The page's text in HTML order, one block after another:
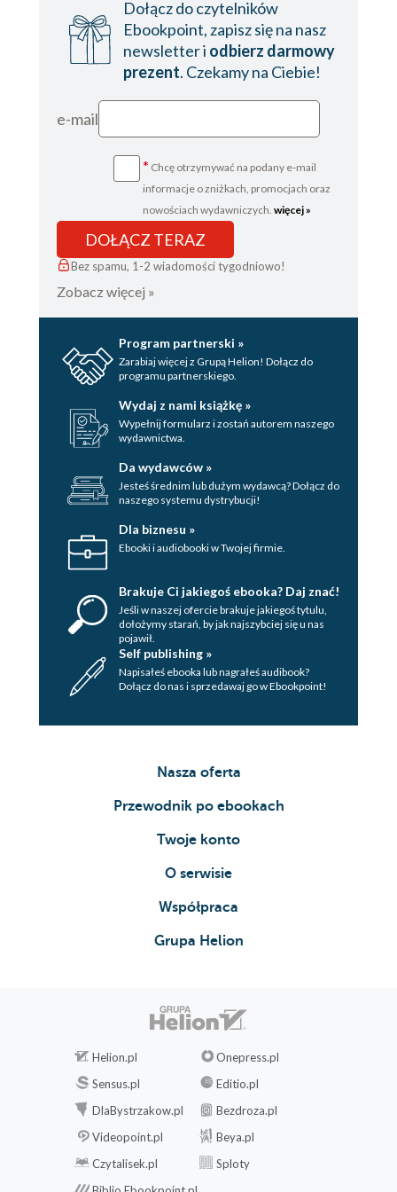
Dołącz do czytelników
Ebookpoint, zapisz się na nasz
newsletter i odbierz darmowy
prezent. Czekamy na Ciebie!
e-mail
* Chcę otrzymywać na podany e-mail
informacje o zniżkach, promocjach oraz
nowościach wydawniczych. więcej »
DOŁĄCZ TERAZ
Bez spamu, 1-2 wiadomości tygodniowo!
Zobacz więcej »
Program partnerski »
Zarabiaj więcej z Grupą Helion! Dołącz do
programu partnerskiego.
Wydaj z nami książkę »
Wypełnij formularz i zostań autorem naszego
wydawnictwa.
Da wydawców »
Jesteś średnim lub dużym wydawcą? Dołącz do
naszego systemu dystrybucji!
Dla biznesu »
Ebooki i audiobooki w Twojej firmie.
Brakuje Ci jakiegoś ebooka? Daj znać!
Jeśli w naszej ofercie brakuje jakiegoś tytulu,
dołożymy starań, by jak najszybciej się u nas
pojawił.
Self publishing »
Napisałeś ebooka lub nagrałeś audibook?
Dołącz do nas i sprzedawaj go w Ebookpoint!
Nasza oferta
Przewodnik po ebookach
Twoje konto
O serwisie
Współpraca
Grupa Helion
Helion.pl
Onepress.pl
Sensus.pl
Editio.pl
DlaBystrzakow.pl
Bezdroza.pl
Videopoint.pl
Beya.pl
Czytalisek.pl
Sploty